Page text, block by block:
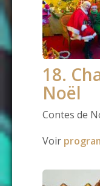
18.
Noël
Contes de
Voir